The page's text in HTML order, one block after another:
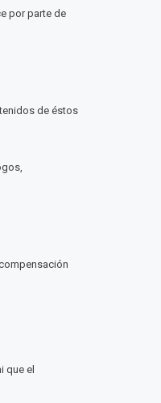
por parte de
de éstos
que el